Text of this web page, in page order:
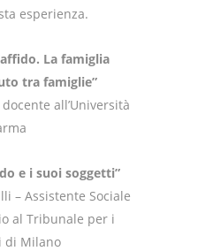
esperienza.
La famiglia
tra famiglie”
all’Università
e i suoi soggetti”
– Assistente Sociale
al Tribunale per i
di Milano